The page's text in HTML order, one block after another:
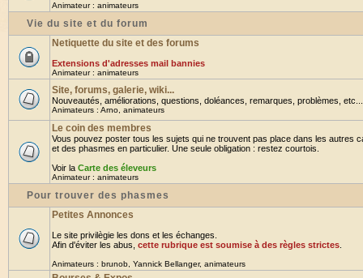
Animateur : animateurs
Vie du site et du forum
Netiquette du site et des forums
Extensions d'adresses mail bannies
Animateur : animateurs
Site, forums, galerie, wiki...
Nouveautés, améliorations, questions, doléances, remarques, problèmes,
Animateurs : Arno animateurs
Le coin des membres
Vous pouvez poster tous les sujets qui ne trouvent pas place dans les autres
et des phasmes en particulier. Une seule obligation : restez courtois.
Voir la Carte des éleveurs
Animateur : animateurs
Pour trouver des phasmes
Petites Annonces
Le site privilègie les dons et les échanges.
Afin d'éviter les abus, cette rubrique est soumise à des règles strictes
Animateurs : brunob Yannick Bellanger, animateurs